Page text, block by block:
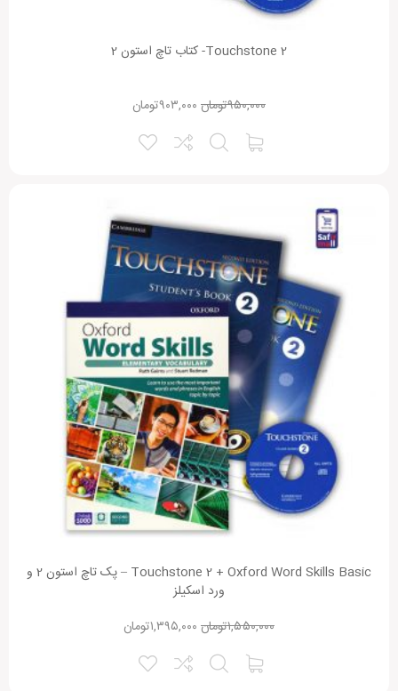
Touchstone 2- کتاب تاچ استون 2
تومان۹۵۰,۰۰۰ تومان۹۰۳,۰۰۰
Touchstone 2 + Oxford Word Skills Basic – پک تاچ استون 2 و
ورد اسکیلز
تومان۱,۵۵۰,۰۰۰ تومان۱,۳۹۵,۰۰۰